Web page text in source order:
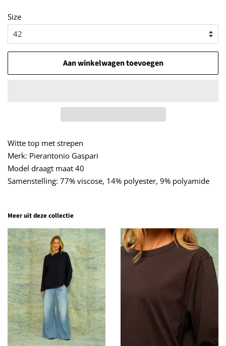
Size
Aan winkelwagen toevoegen
Witte top met strepen
Merk: Pierantonio Gaspari
Model draagt maat 40
Samenstelling: 77% viscose, 14% polyester, 9% polyamide
Meer uit deze collectie